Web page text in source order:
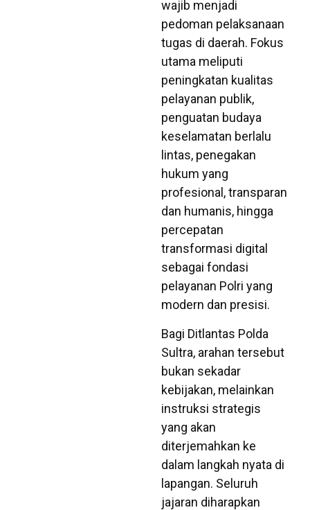
wajib menjadi
pedoman pelaksanaan
tugas di daerah. Fokus
utama meliputi
peningkatan kualitas
pelayanan publik,
penguatan budaya
keselamatan berlalu
lintas, penegakan
hukum yang
profesional, transparan
dan humanis, hingga
percepatan
transformasi digital
sebagai fondasi
pelayanan Polri yang
modern dan presisi.
Bagi Ditlantas Polda
Sultra, arahan tersebut
bukan sekadar
kebijakan, melainkan
instruksi strategis
yang akan
diterjemahkan ke
dalam langkah nyata di
lapangan. Seluruh
jajaran diharapkan